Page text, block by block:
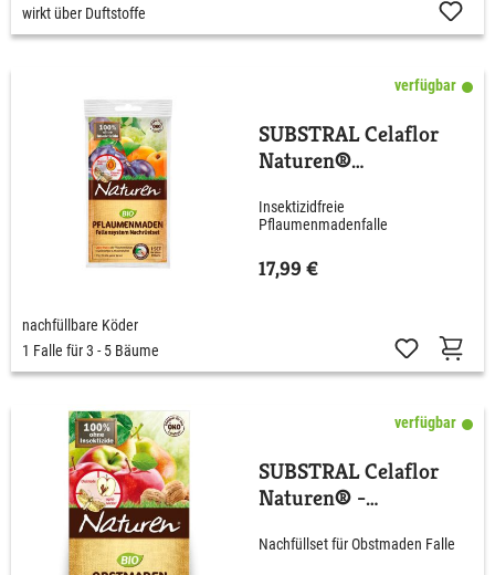
wirkt über Duftstoffe
verfügbar
SUBSTRAL Celaflor
Naturen®
Insektizidfreie
Pflaumenmadenfalle
17,99 €
nachfüllbare Köder
1 Falle für 3 - 5 Bäume
verfügbar
SUBSTRAL Celaflor
Naturen® -
Nachfüllset
Nachfüllset für Obstmaden Falle